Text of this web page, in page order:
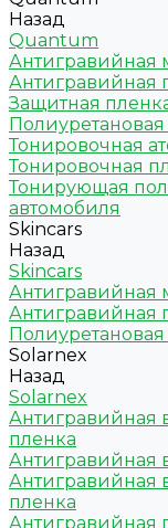
Назад
Quantum
Антигравийная
Антигравийная
Защитная
Тонировочная
Тонировочная
Тонирующая
автомобиля
Skincars
Назад
Skincars
Антигравийная
Антигравийная
Solarnex
Назад
Solarnex
Антигравийная
пленка
Антигравийная
Антигравийная
пленка
Антигравийная